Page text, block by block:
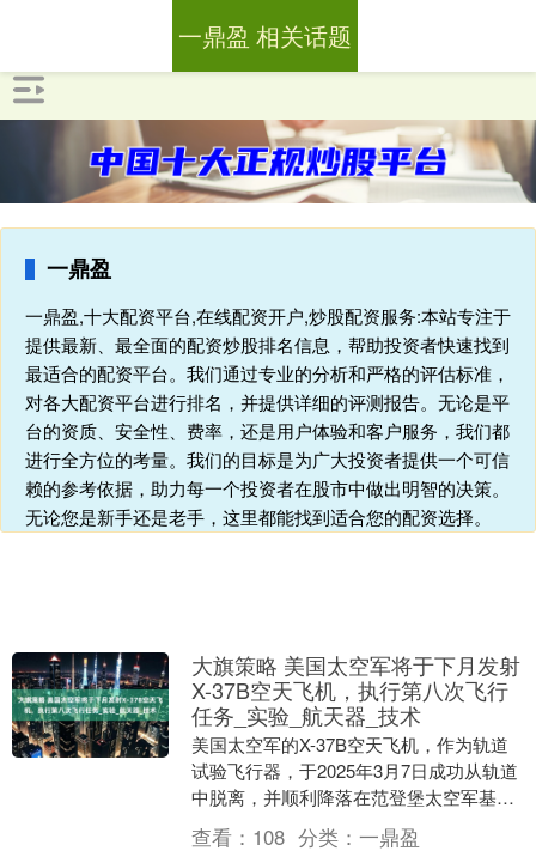
一鼎盈
一鼎盈,十大配资平台,在线配资开户,炒股配资服务:本站专注于
提供最新、最全面的配资炒股排名信息，帮助投资者快速找到
最适合的配资平台。我们通过专业的分析和严格的评估标准，
对各大配资平台进行排名，并提供详细的评测报告。无论是平
台的资质、安全性、费率，还是用户体验和客户服务，我们都
进行全方位的考量。我们的目标是为广大投资者提供一个可信
赖的参考依据，助力每一个投资者在股市中做出明智的决策。
无论您是新手还是老手，这里都能找到适合您的配资选择。
一鼎盈 相关话题
大旗策略 美国太空军将于下月发射
X-37B空天飞机，执行第八次飞行
任务_实验_航天器_技术
美国太空军的X-37B空天飞机，作为轨道
试验飞行器，于2025年3月7日成功从轨道
中脱离，并顺利降落在范登堡太空军基
地。这一成就彰显了美国在航天技术领域
的不断进....
查看： 108 分类： 一鼎盈